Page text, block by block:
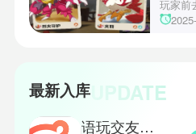
和特殊
乐趣和
玩家前
地点和
最新入库UPDATE
语玩交友软件